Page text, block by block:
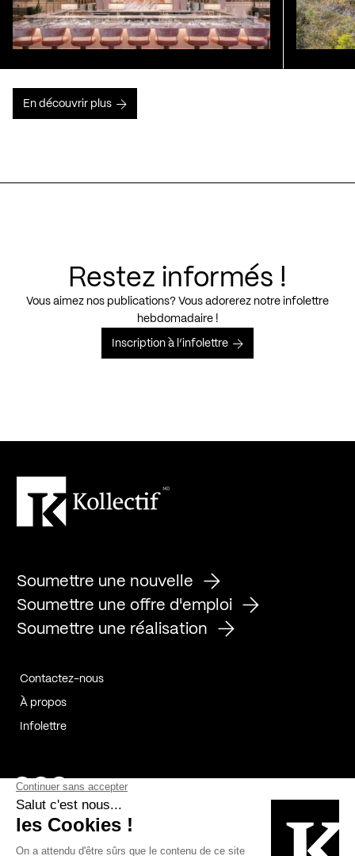
En découvrir plus
Restez informés !
Vous aimez nos publications? Vous adorerez notre infolettre
hebdomadaire !
Inscription à l’infolettre
Soumettre une nouvelle
Soumettre une offre d'emploi
Soumettre une réalisation
Contactez-nous
À propos
Infolettre
Page Facebook de Kollectif
Page Instagram de Kollectif
Page Linkedin de Kollectif